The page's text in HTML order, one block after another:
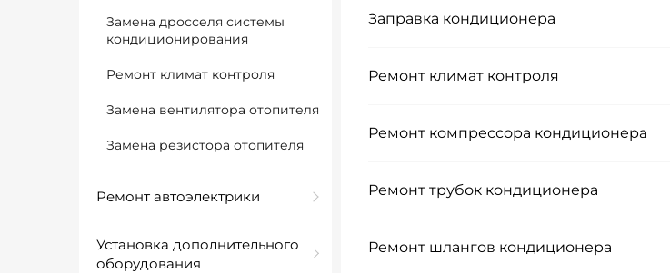
Замена дросселя системы
кондиционирования
Ремонт климат контроля
Замена вентилятора отопителя
Замена резистора отопителя
Ремонт автоэлектрики
Установка дополнительного
оборудования
Заправка кондиционера
Ремонт климат контроля
Ремонт компрессора кондиционера
Ремонт трубок кондиционера
Ремонт шлангов кондиционера